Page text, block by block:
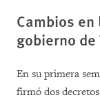
Cambios
gobierno de
En su primera
firmó dos